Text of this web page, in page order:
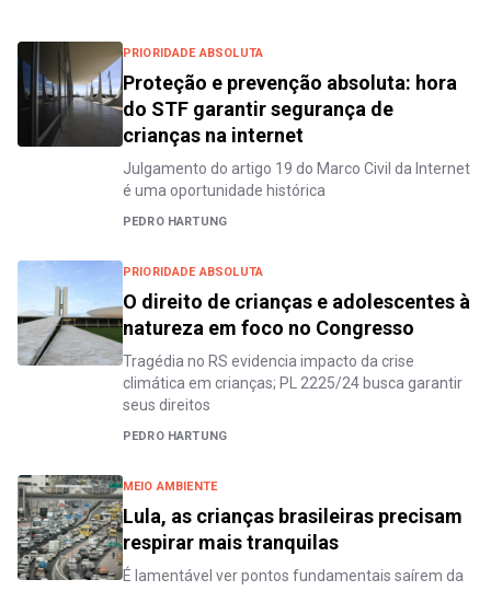
PRIORIDADE ABSOLUTA
Proteção e prevenção absoluta: hora
do STF garantir segurança de
crianças na internet
Julgamento do artigo 19 do Marco Civil da Internet
é uma oportunidade histórica
PEDRO HARTUNG
PRIORIDADE ABSOLUTA
O direito de crianças e adolescentes à
natureza em foco no Congresso
Tragédia no RS evidencia impacto da crise
climática em crianças; PL 2225/24 busca garantir
seus direitos
PEDRO HARTUNG
MEIO AMBIENTE
Lula, as crianças brasileiras precisam
respirar mais tranquilas
É lamentável ver pontos fundamentais saírem da